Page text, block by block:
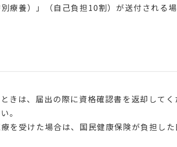
養）」（自己負担10割）が送付される
きは、届出の際に資格確認書を返却してく
。
を受けた場合は、国民健康保険が負担し